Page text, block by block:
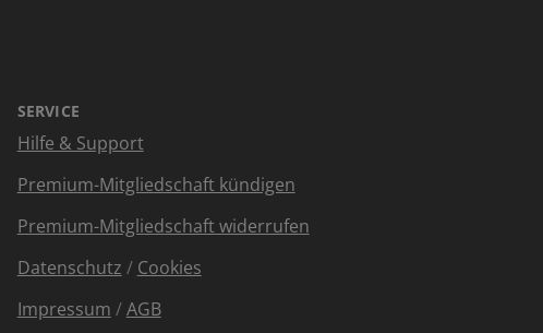
SERVICE
Hilfe & Support
Premium-Mitgliedschaft kündigen
Premium-Mitgliedschaft widerrufen
Datenschutz / Cookies
Impressum /AGB